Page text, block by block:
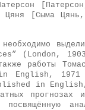
Цяня [Сыма
необходимо
(London,
работы
English, 1971
in English,
прогнозах